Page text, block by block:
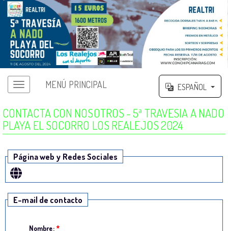
MENÚ PRINCIPAL ESPAÑOL
CONTACTA CON NOSOTROS - 5ª TRAVESIA A NADO
PLAYA EL SOCORRO LOS REALEJOS 2024
Página web y Redes Sociales
E-mail de contacto
Nombre:*